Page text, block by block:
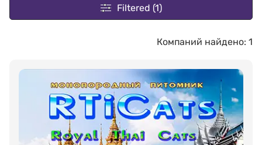
Filtered (1)
Компаний найдено: 1